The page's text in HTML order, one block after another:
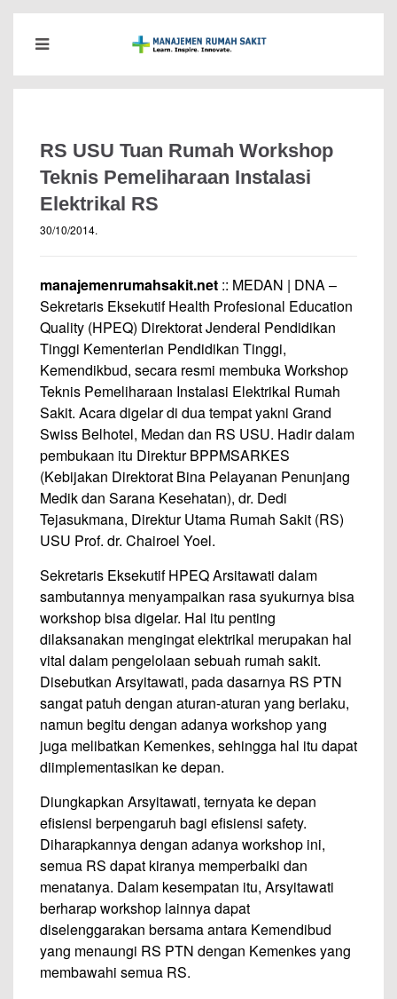
RS USU Tuan Rumah Workshop
Teknis Pemeliharaan Instalasi
Elektrikal RS
30/10/2014.
manajemenrumahsakit.net :: MEDAN | DNA –
Sekretaris Eksekutif Health Profesional Education
Quality (HPEQ) Direktorat Jenderal Pendidikan
Tinggi Kementerian Pendidikan Tinggi,
Kemendikbud, secara resmi membuka Workshop
Teknis Pemeliharaan Instalasi Elektrikal Rumah
Sakit. Acara digelar di dua tempat yakni Grand
Swiss Belhotel, Medan dan RS USU. Hadir dalam
pembukaan itu Direktur BPPMSARKES
(Kebijakan Direktorat Bina Pelayanan Penunjang
Medik dan Sarana Kesehatan), dr. Dedi
Tejasukmana, Direktur Utama Rumah Sakit (RS)
USU Prof. dr. Chairoel Yoel.
Sekretaris Eksekutif HPEQ Arsitawati dalam
sambutannya menyampaikan rasa syukurnya bisa
workshop bisa digelar. Hal itu penting
dilaksanakan mengingat elektrikal merupakan hal
vital dalam pengelolaan sebuah rumah sakit.
Disebutkan Arsyitawati, pada dasarnya RS PTN
sangat patuh dengan aturan-aturan yang berlaku,
namun begitu dengan adanya workshop yang
juga melibatkan Kemenkes, sehingga hal itu dapat
diimplementasikan ke depan.
Diungkapkan Arsyitawati, ternyata ke depan
efisiensi berpengaruh bagi efisiensi safety.
Diharapkannya dengan adanya workshop ini,
semua RS dapat kiranya memperbaiki dan
menatanya. Dalam kesempatan itu, Arsyitawati
berharap workshop lainnya dapat
diselenggarakan bersama antara Kemendibud
yang menaungi RS PTN dengan Kemenkes yang
membawahi semua RS.